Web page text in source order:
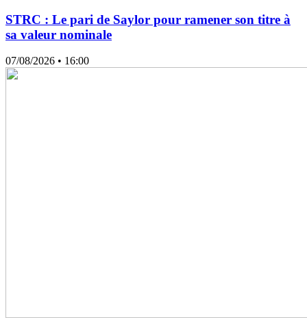
STRC : Le pari de Saylor pour ramener son titre à
sa valeur nominale
07/08/2026 • 16:00